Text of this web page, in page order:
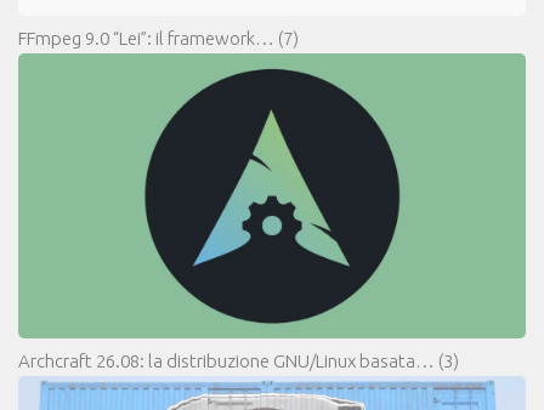
FFmpeg 9.0 “Lei”: il framework… (7)
Archcraft 26.08: la distribuzione GNU/Linux basata… (3)